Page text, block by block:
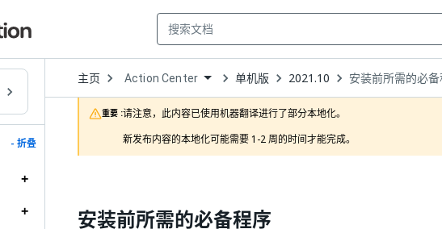
- 折叠
主页 Open
Dropdown
to
choose
product
Action Center 单机版 2021.10 安装前所需的必
重要 :请注意，此内容已使用机器翻译进行了部分本地化。
新发布内容的本地化可能需要 1-2 周的时间才能完成。
安装前所需的必备程序